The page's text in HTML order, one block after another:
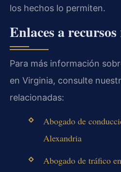
los hechos lo permiten.
Enlaces a
Para más información
en Virginia, consulte
relacionadas:
Abogado de
Alexandria
Abogado de tráfico